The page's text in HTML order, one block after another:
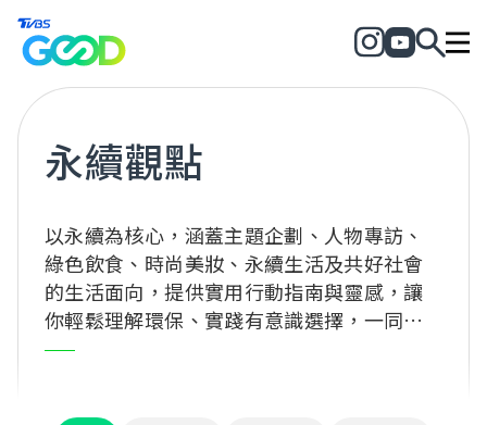
永續觀點
以永續為核心，涵蓋主題企劃、人物專訪、
綠色飲食、時尚美妝、永續生活及共好社會
的生活面向，提供實用行動指南與靈感，讓
你輕鬆理解環保、實踐有意識選擇，一同為
地球與社會創造正向改變！